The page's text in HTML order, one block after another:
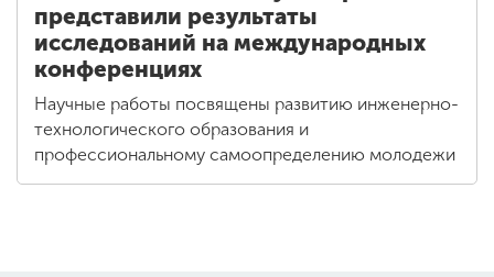
представили результаты
исследований на международных
конференциях
Научные работы посвящены развитию инженерно-
технологического образования и
профессиональному самоопределению молодежи